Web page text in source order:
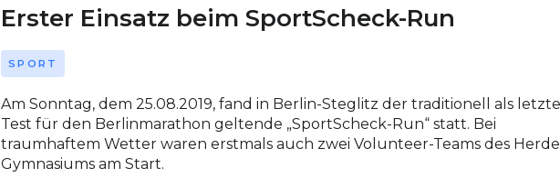
Erster Einsatz beim SportScheck-Run
SPORT
Am Sonntag, dem 25.08.2019, fand in Berlin-Steglitz der traditionell als
Test für den Berlinmarathon geltende „SportScheck-Run“ statt. Bei
traumhaftem Wetter waren erstmals auch zwei Volunteer-Teams des
Gymnasiums am Start.